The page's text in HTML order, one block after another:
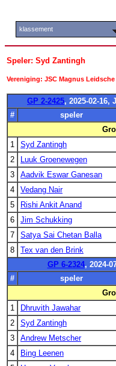
klassement
Speler: Syd Zantingh
Vereniging: JSC Magnus Leidsche
GP 2-2425, 2025-02-16,
#
speler
1
Syd Zantingh
2
Luuk Groenewegen
3
Aadvik Eswar Ganesan
4
Vedang Nair
5
Rishi Ankit Anand
6
Jim Schukking
7
Satya Sai Chetan Balla
8
Tex van den Brink
GP 6-2324, 2024-
#
speler
1
Dhruvith Jawahar
2
Syd Zantingh
3
Andrew Metscher
4
Bing Leenen